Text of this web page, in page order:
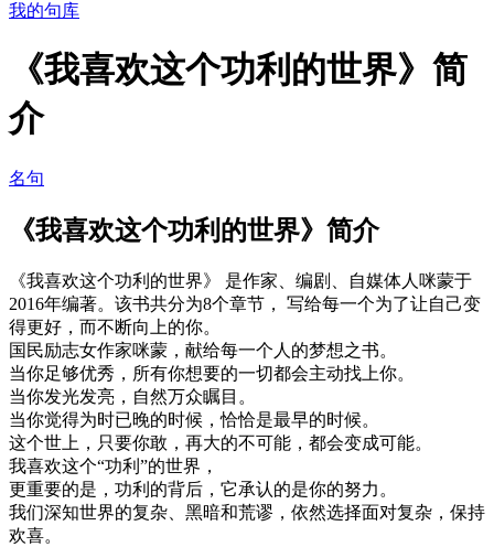
我的句库
《我喜欢这个功利的世界》简
介
名句
《我喜欢这个功利的世界》简介
《我喜欢这个功利的世界》 是作家、编剧、自媒体人咪蒙于
2016年编著。该书共分为8个章节， 写给每一个为了让自己变
得更好，而不断向上的你。
国民励志女作家咪蒙，献给每一个人的梦想之书。
当你足够优秀，所有你想要的一切都会主动找上你。
当你发光发亮，自然万众瞩目。
当你觉得为时已晚的时候，恰恰是最早的时候。
这个世上，只要你敢，再大的不可能，都会变成可能。
我喜欢这个“功利”的世界，
更重要的是，功利的背后，它承认的是你的努力。
我们深知世界的复杂、黑暗和荒谬，依然选择面对复杂，保持
欢喜。